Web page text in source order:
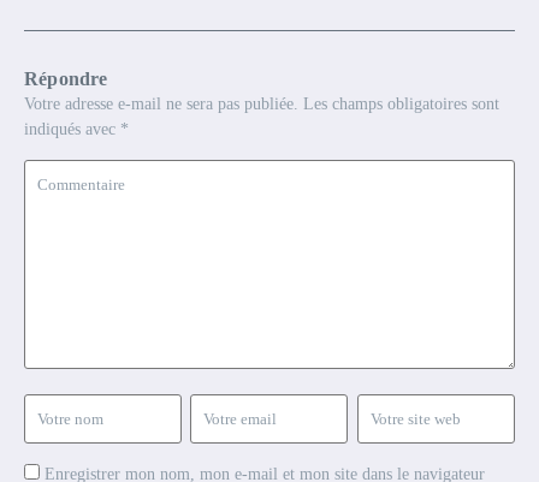
Répondre
Votre adresse e-mail ne sera pas publiée. Les champs obligatoires sont
indiqués avec *
Enregistrer mon nom, mon e-mail et mon site dans le navigateur